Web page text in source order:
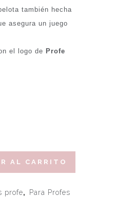
también hecha
asegura un juego
el logo de Profe
AL CARRITO
profe,
Para Profes